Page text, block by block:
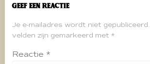
Geef een reactie
Je e-mailadres wordt niet gepubliceerd.
velden zijn gemarkeerd met *
Reactie *